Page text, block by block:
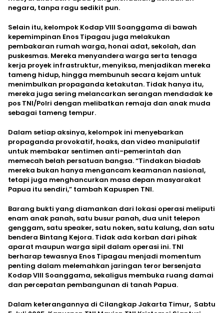
negara, tanpa ragu sedikit pun.
Selain itu, kelompok Kodap VIII Soanggama di bawah
kepemimpinan Enos Tipagau juga melakukan
pembakaran rumah warga, honai adat, sekolah, dan
puskesmas. Mereka menyandera warga serta tenaga
kerja proyek infrastruktur, menyiksa, menjadikan mereka
tameng hidup, hingga membunuh secara kejam untuk
menimbulkan propaganda ketakutan. Tidak hanya itu,
mereka juga sering melancarkan serangan mendadak ke
pos TNI/Polri dengan melibatkan remaja dan anak muda
sebagai tameng tempur.
Dalam setiap aksinya, kelompok ini menyebarkan
propaganda provokatif, hoaks, dan video manipulatif
untuk membakar sentimen anti-pemerintah dan
memecah belah persatuan bangsa. “Tindakan biadab
mereka bukan hanya mengancam keamanan nasional,
tetapi juga menghancurkan masa depan masyarakat
Papua itu sendiri,” tambah Kapuspen TNI.
Barang bukti yang diamankan dari lokasi operasi meliputi
enam anak panah, satu busur panah, dua unit telepon
genggam, satu speaker, satu noken, satu kalung, dan satu
bendera Bintang Kejora. Tidak ada korban dari pihak
aparat maupun warga sipil dalam operasi ini. TNI
berharap tewasnya Enos Tipagau menjadi momentum
penting dalam melemahkan jaringan teror bersenjata
Kodap VIII Soanggama, sekaligus membuka ruang damai
dan percepatan pembangunan di tanah Papua.
Dalam keterangannya di Cilangkap Jakarta Timur, Sabtu